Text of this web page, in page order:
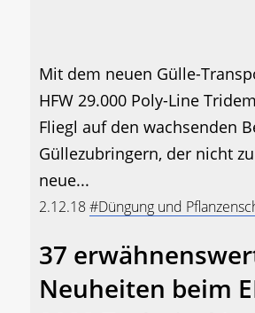
Mit dem neuen Gülle-
HFW 29.000 Poly-Line
Fliegl auf den wachsenden
Güllezubringern, der nicht
neue...
2.12.18#Düngung und
37
Neuheiten beim